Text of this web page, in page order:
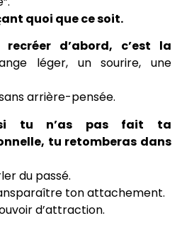
quoi que ce soit.
d’abord, c’est la
léger, un sourire, une
arrière-pensée.
tu n’as pas fait ta
tu retomberas dans
du passé.
ton attachement.
d’attraction.